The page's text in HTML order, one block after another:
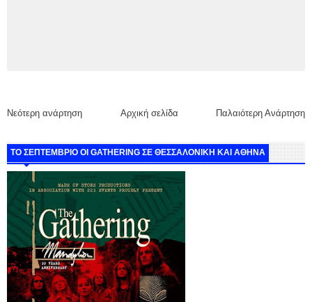
Νεότερη ανάρτηση Παλαιότερη Ανάρτηση
Αρχική σελίδα
ΤΟ ΣΕΠΤΕΜΒΡΙΟ ΟΙ GATHERING ΣΕ ΘΕΣΣΑΛΟΝΙΚΗ ΚΑΙ ΑΘΗΝΑ